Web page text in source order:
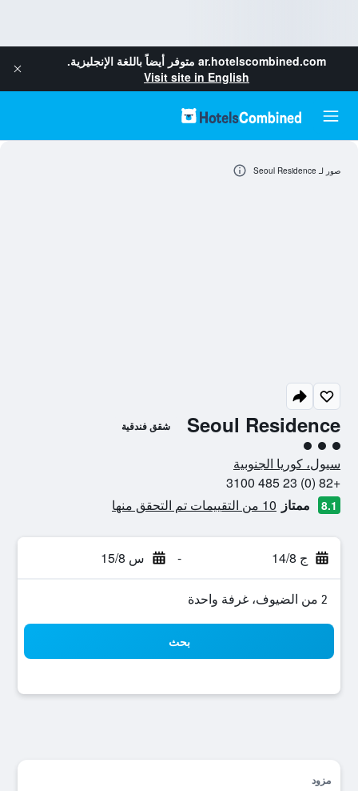
ar.hotelscombined.com متوفر أيضاً باللغة الإنجليزية.
Visit site in English
Seoul Residence شقق فندقية
تقييم فئة 3
سيول، كوريا الجنوبية
+82 (0) 23 485 3100
8.1 ممتاز 10 من التقييمات تم التحقق منها
ج 14/8 - س 15/8
2 من الضيوف، غرفة واحدة
بحث
مزود
صور لـ Seoul Residence